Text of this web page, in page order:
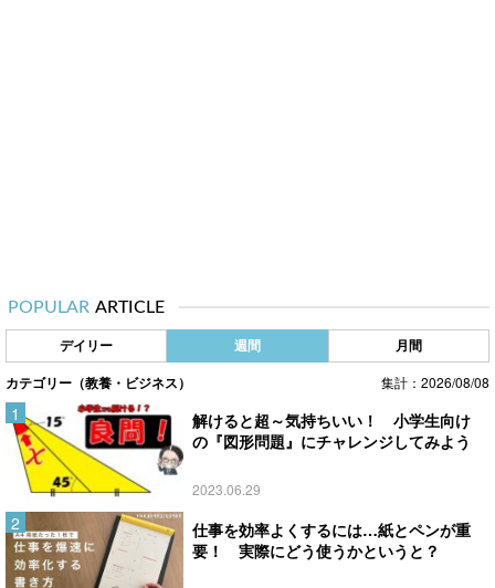
POPULAR ARTICLE
デイリー 週間 月間
カテゴリー（教養・ビジネス） 集計：2026/08/08
解けると超～気持ちいい！ 小学生向け
の『図形問題』にチャレンジしてみよう
2023.06.29
仕事を効率よくするには…紙とペンが重
要！ 実際にどう使うかというと？